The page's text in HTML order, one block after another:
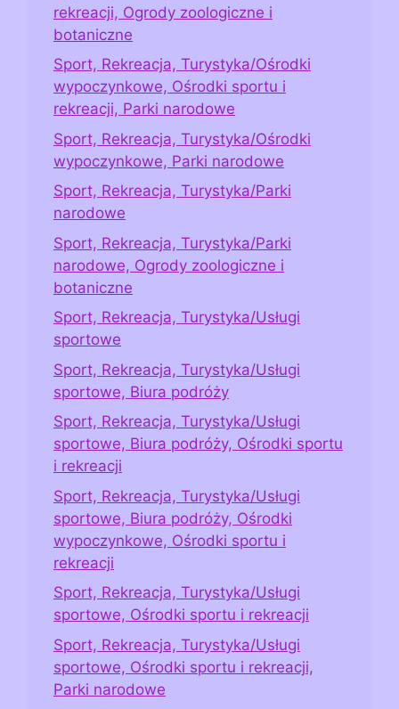
rekreacji, Ogrody zoologiczne i
botaniczne
Sport, Rekreacja, Turystyka/Ośrodki
wypoczynkowe, Ośrodki sportu i
rekreacji, Parki narodowe
Sport, Rekreacja, Turystyka/Ośrodki
wypoczynkowe, Parki narodowe
Sport, Rekreacja, Turystyka/Parki
narodowe
Sport, Rekreacja, Turystyka/Parki
narodowe, Ogrody zoologiczne i
botaniczne
Sport, Rekreacja, Turystyka/Usługi
sportowe
Sport, Rekreacja, Turystyka/Usługi
sportowe, Biura podróży
Sport, Rekreacja, Turystyka/Usługi
sportowe, Biura podróży, Ośrodki sportu
i rekreacji
Sport, Rekreacja, Turystyka/Usługi
sportowe, Biura podróży, Ośrodki
wypoczynkowe, Ośrodki sportu i
rekreacji
Sport, Rekreacja, Turystyka/Usługi
sportowe, Ośrodki sportu i rekreacji
Sport, Rekreacja, Turystyka/Usługi
sportowe, Ośrodki sportu i rekreacji,
Parki narodowe